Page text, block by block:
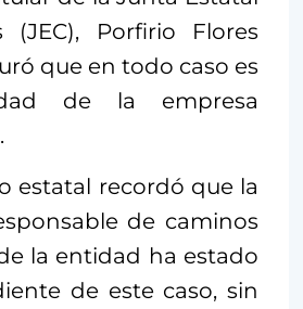
(JEC), Porfirio Flores
que en todo caso es
de la empresa
estatal recordó que la
de caminos
la entidad ha estado
de este caso, sin